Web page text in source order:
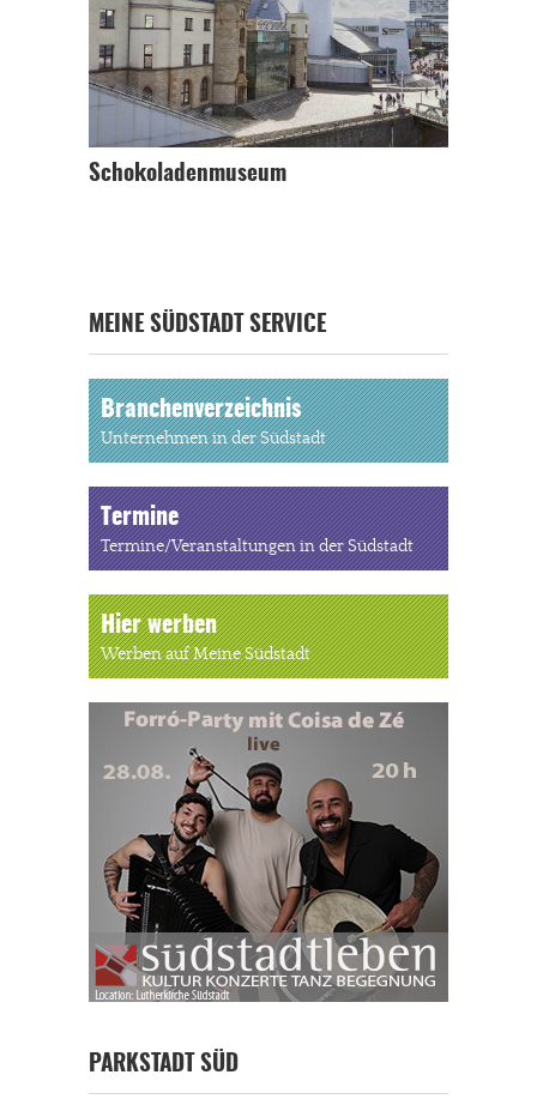
Schokoladenmuseum
MEINE SÜDSTADT SERVICE
Branchenverzeichnis
Unternehmen in der Südstadt
Termine
Termine/Veranstaltungen in der Südstadt
Hier werben
Werben auf Meine Südstadt
PARKSTADT SÜD